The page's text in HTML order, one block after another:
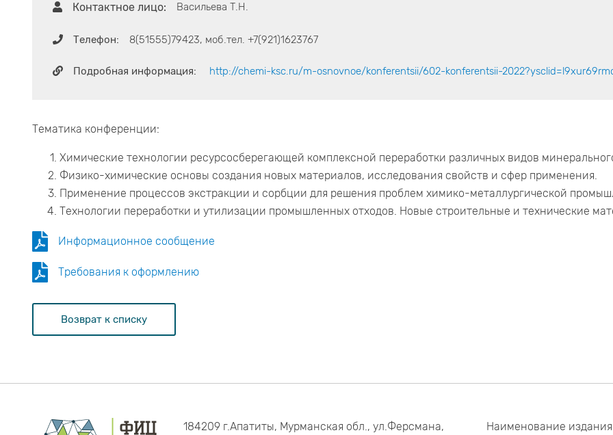
Контактное лицо: Васильева Т.Н.
Телефон: 8(51555)79423, моб.тел. +7(921)1623767
Подробная информация: http://chemi-ksc.ru/m-osnovnoe/konferentsii/602-konferentsii-
Тематика конференции:
Химические технологии ресурсосберегающей комплексной переработки различных видов
Физико-химические основы создания новых материалов, исследования свойств и сфер применения.
Применение процессов экстракции и сорбции для решения проблем химико-металлургической
Технологии переработки и утилизации промышленных отходов. Новые строительные и технические
Информационное сообщение
Требования к оформлению
Возврат к списку
184209 г.Апатиты, Мурманская обл., ул.Ферсмана, Наименование